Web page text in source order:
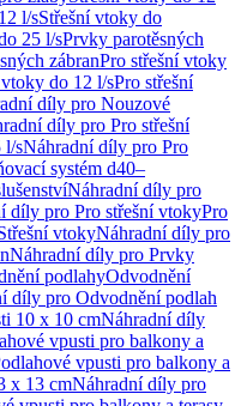
l/sStřešní vtoky do
25 l/sPrvky parotěsných
zábranPro střešní vtoky
do 12 l/sPro střešní
díly pro Nouzové
díly pro Pro střešní
l/sNáhradní díly pro Pro
systém d40–
Náhradní díly pro
díly pro Pro střešní vtokyPro
vtokyNáhradní díly pro
Náhradní díly pro Prvky
podlahyOdvodnění
díly pro Odvodnění podlah
10 x 10 cmNáhradní díly
vpusti pro balkony a
vpusti pro balkony a
x 13 cmNáhradní díly pro